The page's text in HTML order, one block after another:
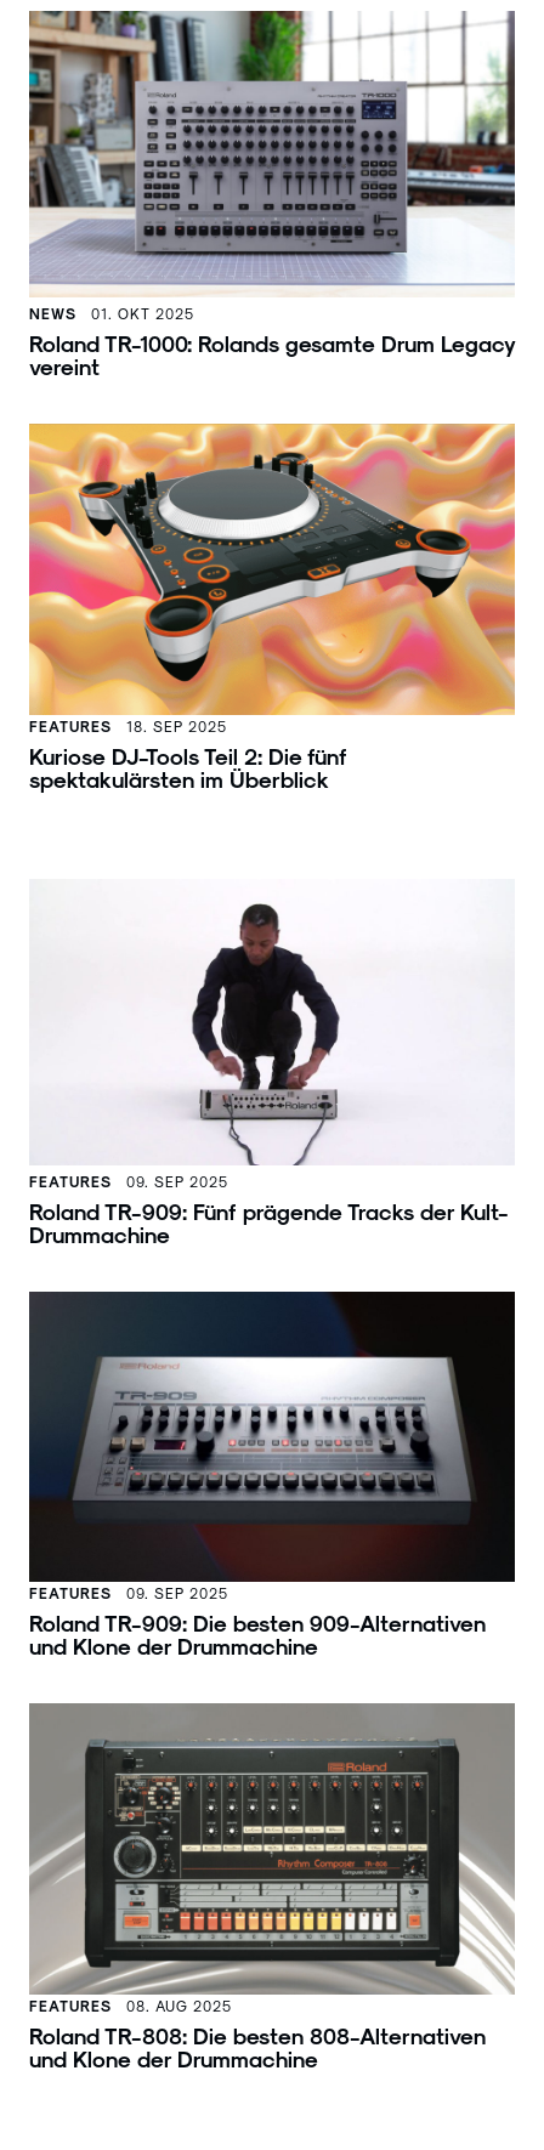
NEWS 01. OKT 2025
Roland TR-1000: Rolands gesamte Drum Legacy
vereint
FEATURES 18. SEP 2025
Kuriose DJ-Tools Teil 2: Die fünf
spektakulärsten im Überblick
FEATURES 09. SEP 2025
Roland TR-909: Fünf prägende Tracks der Kult-
Drummachine
FEATURES 09. SEP 2025
Roland TR-909: Die besten 909-Alternativen
und Klone der Drummachine
FEATURES 08. AUG 2025
Roland TR-808: Die besten 808-Alternativen
und Klone der Drummachine